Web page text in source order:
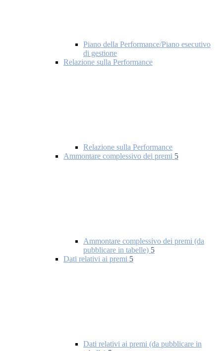
Piano della Performance/Piano esecutivo
di gestione
Relazione sulla Performance
Relazione sulla Performance
Ammontare complessivo dei premi 5
Ammontare complessivo dei premi (da
pubblicare in tabelle) 5
Dati relativi ai premi 5
Dati relativi ai premi (da pubblicare in